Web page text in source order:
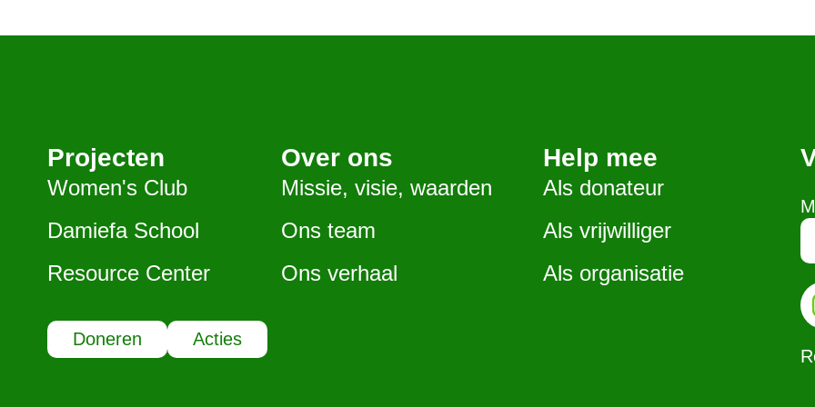
Projecten
Women's Club
Damiefa School
Resource Center
Over ons
Missie, visie, waarden
Ons team
Ons verhaal
Help mee
Als donateur
Als vrijwilliger
Als organisatie
Doneren Acties